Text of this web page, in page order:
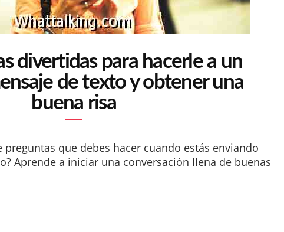
divertidas para hacerle a un
de texto y obtener una
buena risa
que debes hacer cuando estás enviando
Aprende a iniciar una conversación llena de buenas